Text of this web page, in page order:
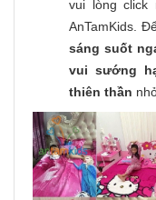
vui lòng click
AnTamKids.
sáng suốt
vui sướng
thiên thần